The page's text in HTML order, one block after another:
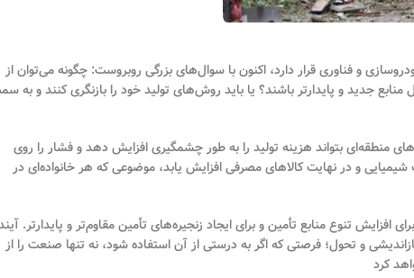
و فناوری قرار دارد، اکنون با سوال‌های بزرگی روبروست: چگونه می‌توان از
جدید و پایدارتر باشند؟ یا باید روش‌های تولید خود را بازنگری کنند و به
منطقه‌ای بتواند هزینه تولید را به طور چشمگیری افزایش دهد و فشار را روی
و در نهایت کالاهای مصرفی افزایش یابد، موضوعی که هر خانواده‌ای در
تنوع منابع تأمین و برای ایجاد زنجیره‌های تأمین مقاوم‌تر و پایدارتر.
و تحول؛ فرصتی که اگر به درستی از آن استفاده شود، نه تنها صنعت را از
کرد